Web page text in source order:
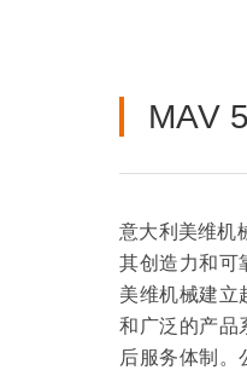
MAV
意大利美维机
其创造力和可
美维机械建立
和广泛的产品
后服务体制。